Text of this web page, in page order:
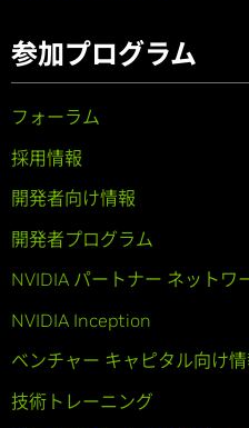
参加プログラム
フォーラム
採用情報
開発者向け情報
開発者プログラム
NVIDIA パートナー ネットワ
NVIDIA Inception
ベンチャー キャピタル向け
技術トレーニング